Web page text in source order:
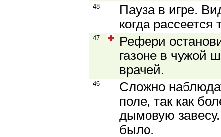
48
Пауза в игре.
когда рассеется
47
Рефери
газоне в чужой
врачей.
46
Сложно
поле, так как
дымовую
было.